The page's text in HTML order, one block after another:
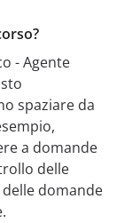
- Agente
spaziare da
a domande
delle
domande